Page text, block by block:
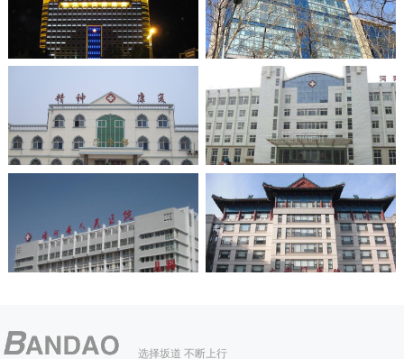
选择坂道 不断上行